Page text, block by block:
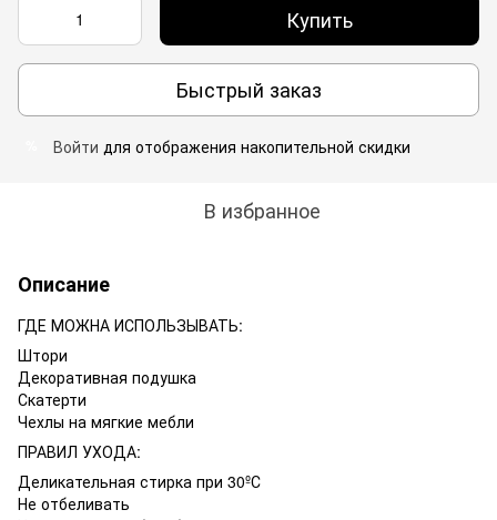
Купить
Быстрый заказ
Войти для отображения накопительной скидки
В избранное
Описание
ГДЕ МОЖНА ИСПОЛЬЗЫВАТЬ:
Штори
Декоративная подушка
Скатерти
Чехлы на мягкие мебли
ПРАВИЛ УХОДА:
Деликательная стирка при 30ºС
Не отбеливать